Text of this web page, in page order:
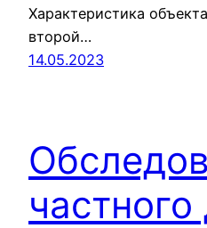
Характеристика
второй…
14.05.2023